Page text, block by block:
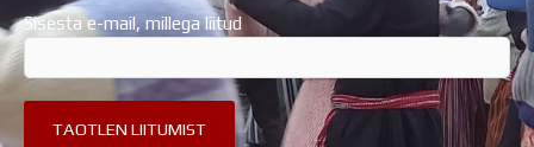
Sisesta e-mail, millega liitud